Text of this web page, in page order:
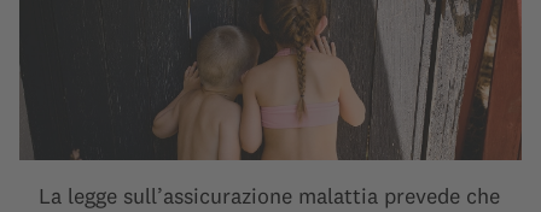
La legge sull’assicurazione malattia prevede che